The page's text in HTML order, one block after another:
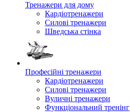
Тренажери для дому
Кардіотренажери
Силові тренажери
Шведська стінка
Професійні тренажери
Кардіотренажери
Силові тренажери
Вуличні тренажери
Функціональний тренінг